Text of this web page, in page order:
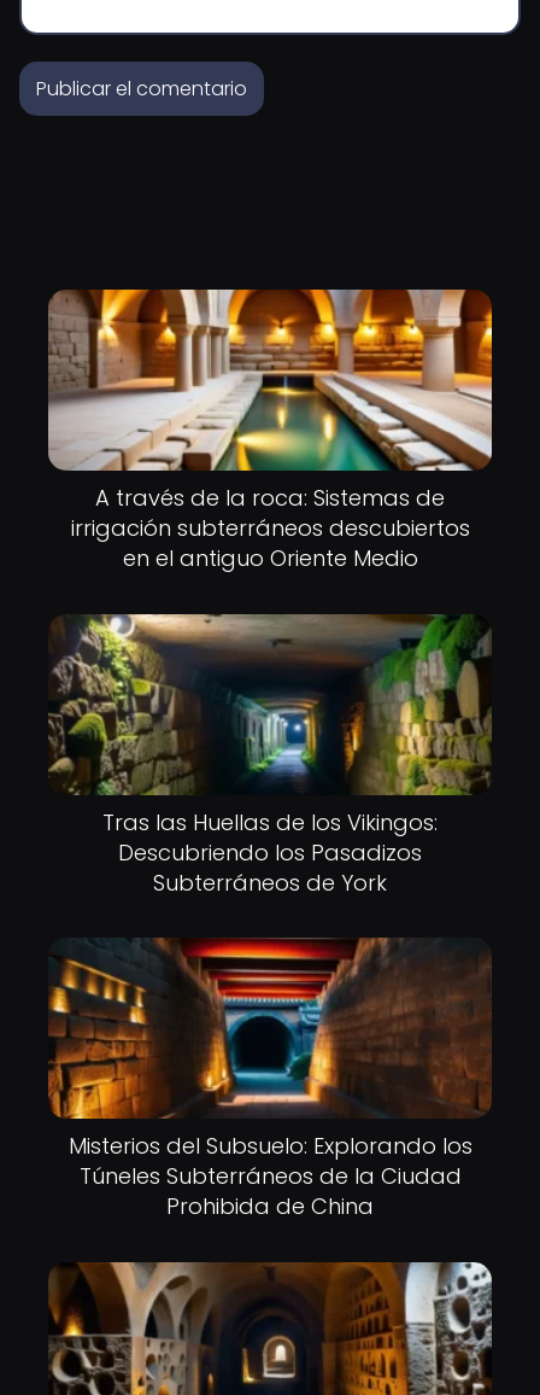
A través de la roca: Sistemas de
irrigación subterráneos descubiertos
en el antiguo Oriente Medio
Tras las Huellas de los Vikingos:
Descubriendo los Pasadizos
Subterráneos de York
Misterios del Subsuelo: Explorando los
Túneles Subterráneos de la Ciudad
Prohibida de China